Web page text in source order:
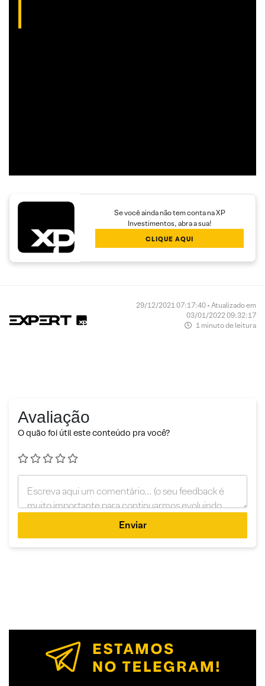
Se você ainda não tem conta na XP
Investimentos, abra a sua!
CLIQUE AQUI
29/12/2021 07:17:40 • Atualizado em
03/01/2022 09:32:17
1 minuto de leitura
Avaliação
O quão foi útil este conteúdo pra você?
Enviar